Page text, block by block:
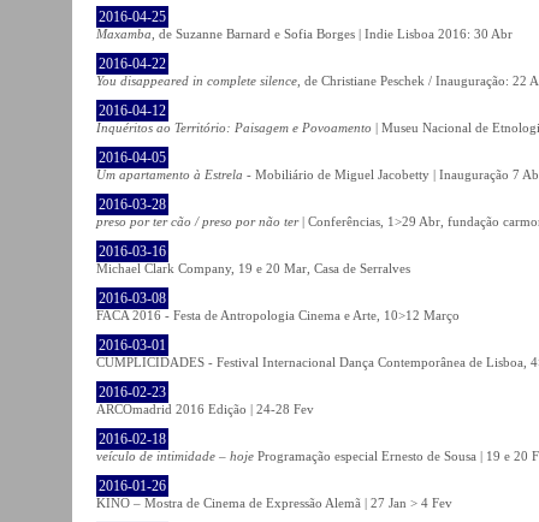
2016-04-25
Maxamba , de Suzanne Barnard e Sofia Borges | Indie Lisboa 2016: 30 Abr
2016-04-22
You disappeared in complete silence , de Christiane Peschek / Inauguração: 22
2016-04-12
Inquéritos ao Território: Paisagem e Povoamento | Museu Nacional de
2016-04-05
Um apartamento à Estrela - Mobiliário de Miguel Jacobetty | Inauguração 7
2016-03-28
preso por ter cão / preso por não ter| Conferências, 1>29 Abr, fundação
2016-03-16
Michael Clark Company, 19 e 20 Mar, Casa de Serralves
2016-03-08
FACA 2016 - Festa de Antropologia Cinema e Arte, 10>12 Março
2016-03-01
CUMPLICIDADES - Festival Internacional Dança Contemporânea de Lisboa,
2016-02-23
ARCOmadrid 2016 Edição | 24-28 Fev
2016-02-18
veículo de intimidade – hoje Programação especial Ernesto de Sousa | 19 e 20
2016-01-26
KINO – Mostra de Cinema de Expressão Alemã | 27 Jan > 4 Fev